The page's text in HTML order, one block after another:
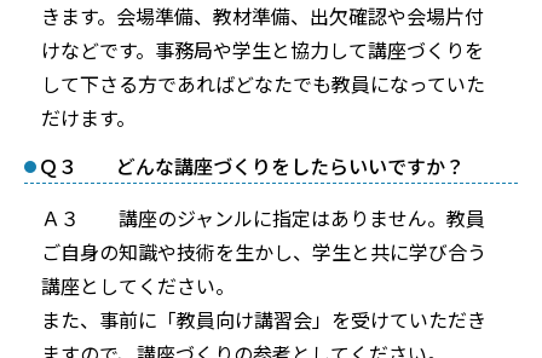
きます。会場準備、教材準備、出欠確認や会場片付
けなどです。事務局や学生と協力して講座づくりを
して下さる方であればどなたでも教員になっていた
だけます。
Ｑ３ どんな講座づくりをしたらいいですか？
Ａ３ 講座のジャンルに指定はありません。教員
ご自身の知識や技術を生かし、学生と共に学び合う
講座としてください。
また、事前に「教員向け講習会」を受けていただき